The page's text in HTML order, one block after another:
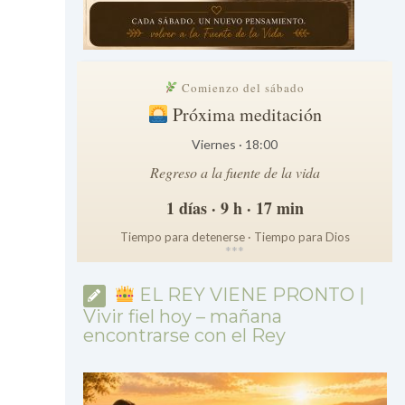
Comienzo del sábado
Próxima meditación
Viernes · 18:00
Regreso a la fuente de la vida
1 días · 9 h · 17 min
Tiempo para detenerse · Tiempo para Dios
***
EL REY VIENE PRONTO |
Vivir fiel hoy – mañana
encontrarse con el Rey